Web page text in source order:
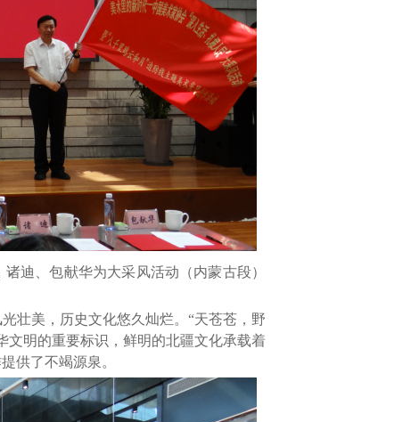
迪、包献华为大采风活动（内蒙古段）
光壮美，历史文化悠久灿烂。“天苍苍，野
文明的重要标识 ，鲜明的北疆文化承载着
供了不竭源泉。